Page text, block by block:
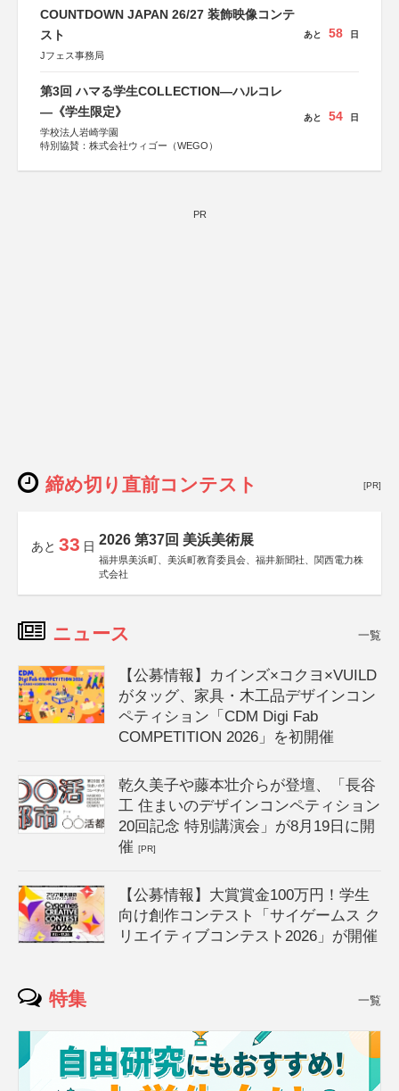
COUNTDOWN JAPAN 26/27 装飾映像コンテ
スト
Jフェス事務局
あと 58 日
第3回 ハマる学生COLLECTION―ハルコレ
―《学生限定》
学校法人岩崎学園
特別協賛：株式会社ウィゴー（WEGO）
あと 54 日
PR
締め切り直前コンテスト [PR]
あと 33 日 2026 第37回 美浜美術展
福井県美浜町、美浜町教育委員会、福井新聞社、関西電力株
式会社
ニュース 一覧
【公募情報】カインズ×コクヨ×VUILD
がタッグ、家具・木工品デザインコン
ペティション「CDM Digi Fab
COMPETITION 2026」を初開催
乾久美子や藤本壮介らが登壇、「長谷
工 住まいのデザインコンペティション
20回記念 特別講演会」が8月19日に開
催[PR]
【公募情報】大賞賞金100万円！学生
向け創作コンテスト「サイゲームス ク
リエイティブコンテスト2026」が開催
特集 一覧